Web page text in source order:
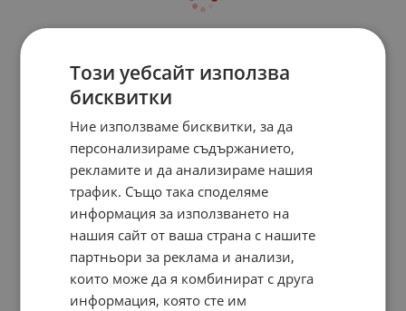
Този уебсайт използва
бисквитки
Ние използваме бисквитки, за да
персонализираме съдържанието,
рекламите и да анализираме нашия
трафик. Също така споделяме
информация за използването на
нашия сайт от ваша страна с нашите
партньори за реклама и анализи,
които може да я комбинират с друга
информация, която сте им